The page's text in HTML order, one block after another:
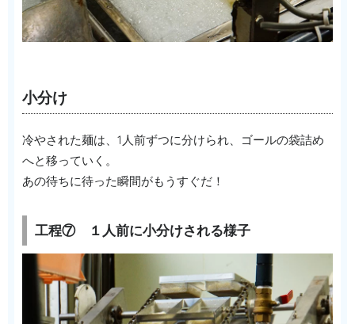
小分け
冷やされた麺は、1人前ずつに分けられ、ゴールの袋詰め
へと移っていく。
あの待ちに待った瞬間がもうすぐだ！
工程⑦ １人前に小分けされる様子